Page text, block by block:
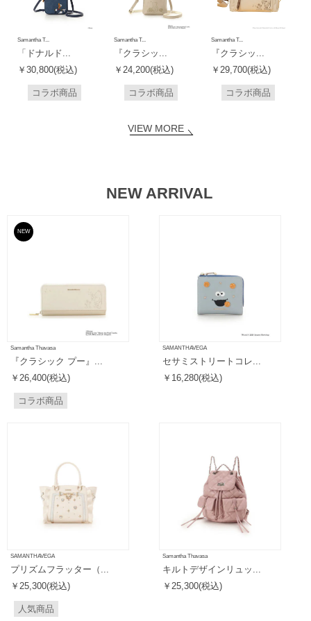
Samantha T...
「ドナルド...
￥30,800(税込)
コラボ商品
Samantha T...
『クラシッ...
￥24,200(税込)
コラボ商品
Samantha T...
『クラシッ...
￥29,700(税込)
コラボ商品
VIEW MORE
NEW ARRIVAL
予約
NEW
Samantha Thavasa
『クラシック プー』...
￥26,400(税込)
コラボ商品
SAMANTHAVEGA
セサミストリートコレ...
￥16,280(税込)
SAMANTHAVEGA
プリズムフラッター（...
￥25,300(税込)
人気商品
Samantha Thavasa
キルトデザインリュッ...
￥25,300(税込)